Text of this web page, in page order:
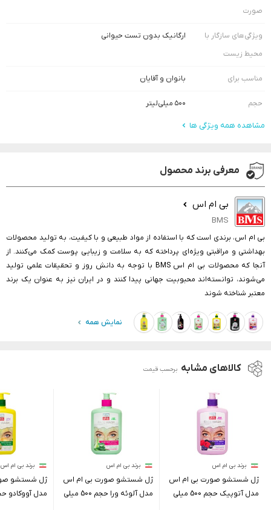
صورت
ویژگی‌های سازگار با
محیط‌ زیست
ارگانیک بدون تست حیوانی
مناسب برای بانوان و آقایان
حجم ۵۰۰ میلی‌لیتر
مشاهده همه ویژگی ها
معرفی برند محصول
بی ام اس
BMS
بی ام اس، برندی است که با استفاده از مواد طبیعی و با کیفیت، به تولید محصولات
بهداشتی و مراقبتی ویژه‌ای پرداخته که به سلامت و زیبایی پوست کمک می‌کنند. از
آنجا که محصولات بی ام اس BMS با توجه به دانش روز و تحقیقات علمی تولید
می‌شوند، توانسته‌اند محبوبیت جهانی پیدا کنند و در ایران نیز به عنوان یک برند
معتبر شناخته شوند
نمایش همه
کالاهای مشابه برحسب قیمت
برند بی ام اس
ژل شستشو صورت بی ام اس
مدل آتوپیک حجم 500 میلی
برند بی ام اس
ژل شستشو صورت بی ام اس
مدل آلوئه ورا حجم 500 میلی
برند بی ام اس
ژل شستشو